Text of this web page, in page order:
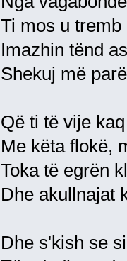
Ti mos u tremb
Imazhin tënd
Shekuj më
Që ti të vije
Me këta flokë,
Toka të egrën
Dhe akullnajat
Dhe s'kish se